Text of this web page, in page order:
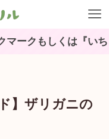
クもしくは『いちご
】ザリガニの